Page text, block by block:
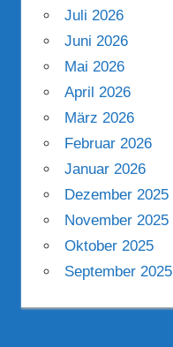
Juli 2026
Juni 2026
Mai 2026
April 2026
März 2026
Februar 2026
Januar 2026
Dezember 2025
November 2025
Oktober 2025
September 2025